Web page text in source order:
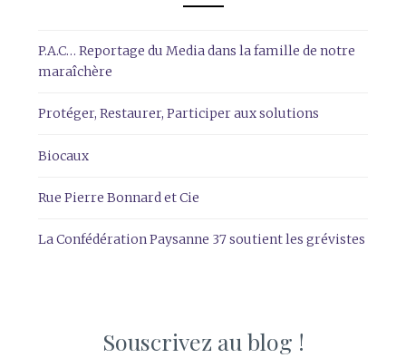
P.A.C… Reportage du Media dans la famille de notre
maraîchère
Protéger, Restaurer, Participer aux solutions
Biocaux
Rue Pierre Bonnard et Cie
La Confédération Paysanne 37 soutient les grévistes
Souscrivez au blog !